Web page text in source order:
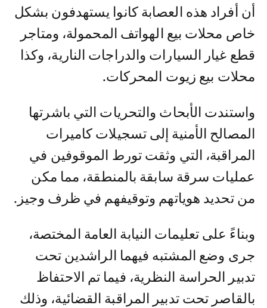
أن أفراد هذه العصابة كانوا يستهدفون بشكل
خاص محلات بيع الهواتف المحمولة، ومتاجر
قطع غيار السيارات والدراجات النارية، وكذا
محلات بيع زيوت المحركات.
واستندت الأبحاث والتحريات التي باشرتها
المصالح الأمنية إلى تسجيلات كاميرات
المراقبة، التي وثقت تورط الموقوفين في
عمليات سرقة سابقة بالمنطقة، مما مكن
من تحديد هوياتهم وتوقيفهم في ظرف وجيز.
وبناءً على تعليمات النيابة العامة المختصة،
جرى وضع المشتبه فيهما الراشدين تحت
تدبير الحراسة النظرية، فيما تم الاحتفاظ
بالقاصر تحت تدبير المراقبة القضائية، وذلك